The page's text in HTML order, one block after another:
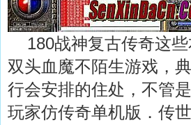
180战神复古传奇这些
双头血魔不陌生游戏，
行会安排的住处，不管
玩家仿传奇单机版．传